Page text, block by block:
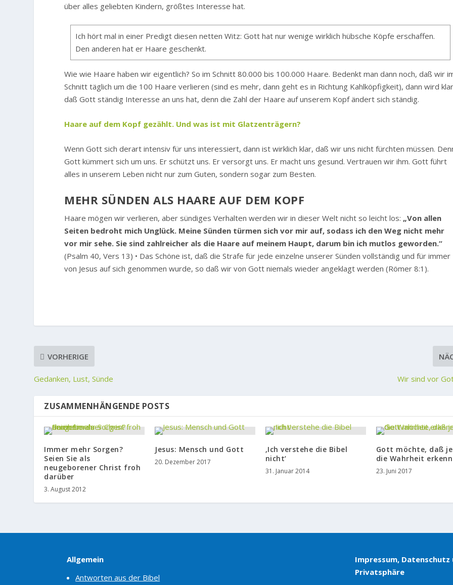
über alles geliebten Kindern, größtes Interesse hat.
Ich hört mal in einer Predigt diesen netten Witz: Gott hat nur wenige wirklich hübsche Köpfe erschaffen.
Den anderen hat er Haare geschenkt.
Wie wie Haare haben wir eigentlich? So im Schnitt 80.000 bis 100.000 Haare. Bedenkt man dann noch, daß wir
Schnitt täglich um die 100 Haare verlieren (sind es mehr, dann geht es in Richtung Kahlköpfigkeit), dann wird
daß Gott ständig Interesse an uns hat, denn die Zahl der Haare auf unserem Kopf ändert sich ständig.
Haare auf dem Kopf gezählt. Und was ist mit Glatzenträgern?
Wenn Gott sich derart intensiv für uns interessiert, dann ist wirklich klar, daß wir uns nicht fürchten müssen.
Gott kümmert sich um uns. Er schützt uns. Er versorgt uns. Er macht uns gesund. Vertrauen wir ihm. Gott führt
alles in unserem Leben nicht nur zum Guten, sondern sogar zum Besten.
MEHR SÜNDEN ALS HAARE AUF DEM KOPF
Haare mögen wir verlieren, aber sündiges Verhalten werden wir in dieser Welt nicht so leicht los: „Von allen
Seiten bedroht mich Unglück. Meine Sünden türmen sich vor mir auf, sodass ich den Weg nicht mehr
vor mir sehe. Sie sind zahlreicher als die Haare auf meinem Haupt, darum bin ich mutlos geworden.“
(Psalm 40, Vers 13) • Das Schöne ist, daß die Strafe für jede einzelne unserer Sünden vollständig und für immer
von Jesus auf sich genommen wurde, so daß wir von Gott niemals wieder angeklagt werden (Römer 8:1).
VORHERIGE
Gedanken, Lust, Sünde Wir sind vor
ZUSAMMENHÄNGENDE POSTS
Immer mehr Sorgen?
Seien Sie als
neugeborener Christ froh
darüber
3. August 2012
Jesus: Mensch und Gott
20. Dezember 2017
‚Ich verstehe die Bibel
nicht‘
31. Januar 2014
Gott möchte, daß
die Wahrheit
23. Juni 2017
Allgemein
Antworten aus der Bibel
Impressum, Datenschutz
Privatsphäre